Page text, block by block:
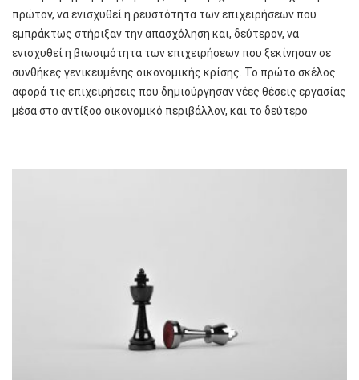
πρώτον, να ενισχυθεί η ρευστότητα των επιχειρήσεων που
εμπράκτως στήριξαν την απασχόληση και, δεύτερον, να
ενισχυθεί η βιωσιμότητα των επιχειρήσεων που ξεκίνησαν σε
συνθήκες γενικευμένης οικονομικής κρίσης. Το πρώτο σκέλος
αφορά τις επιχειρήσεις που δημιούργησαν νέες θέσεις εργασίας
μέσα στο αντίξοο οικονομικό περιβάλλον, και το δεύτερο